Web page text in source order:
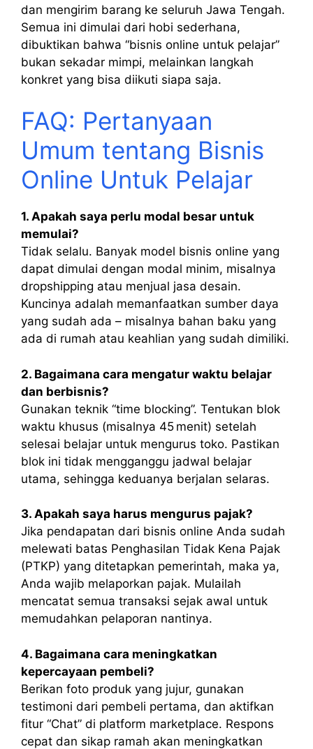
dan mengirim barang ke seluruh Jawa Tengah.
Semua ini dimulai dari hobi sederhana,
dibuktikan bahwa “bisnis online untuk pelajar”
bukan sekadar mimpi, melainkan langkah
konkret yang bisa diikuti siapa saja.
FAQ: Pertanyaan
Umum tentang Bisnis
Online Untuk Pelajar
1. Apakah saya perlu modal besar untuk
memulai?
Tidak selalu. Banyak model bisnis online yang
dapat dimulai dengan modal minim, misalnya
dropshipping atau menjual jasa desain.
Kuncinya adalah memanfaatkan sumber daya
yang sudah ada – misalnya bahan baku yang
ada di rumah atau keahlian yang sudah dimiliki.
2. Bagaimana cara mengatur waktu belajar
dan berbisnis?
Gunakan teknik “time blocking”. Tentukan blok
waktu khusus (misalnya 45 menit) setelah
selesai belajar untuk mengurus toko. Pastikan
blok ini tidak mengganggu jadwal belajar
utama, sehingga keduanya berjalan selaras.
3. Apakah saya harus mengurus pajak?
Jika pendapatan dari bisnis online Anda sudah
melewati batas Penghasilan Tidak Kena Pajak
(PTKP) yang ditetapkan pemerintah, maka ya,
Anda wajib melaporkan pajak. Mulailah
mencatat semua transaksi sejak awal untuk
memudahkan pelaporan nantinya.
4. Bagaimana cara meningkatkan
kepercayaan pembeli?
Berikan foto produk yang jujur, gunakan
testimoni dari pembeli pertama, dan aktifkan
fitur “Chat” di platform marketplace. Respons
cepat dan sikap ramah akan meningkatkan